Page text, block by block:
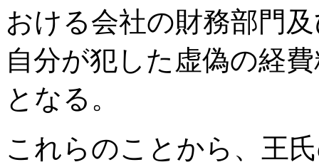
おける会社の財務部門
自分が犯した虚偽の経
となる。
これらのことから、王